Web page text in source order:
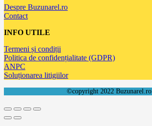
Despre Buzunarel.ro
Contact
INFO UTILE
Termeni și condiții
Politica de confidențialitate (GDPR)
ANPC
Soluționarea litigiilor
©copyright 2022 Buzunarel.ro